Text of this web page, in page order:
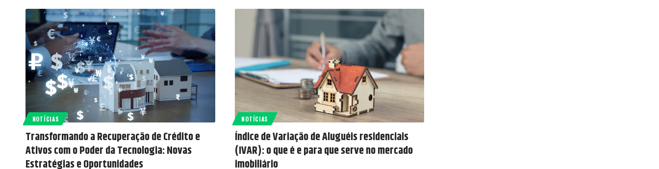
NOTÍCIAS
Transformando a Recuperação de Crédito e
Ativos com o Poder da Tecnologia: Novas
Estratégias e Oportunidades
NOTÍCIAS
Índice de Variação de Aluguéis residenciais
(IVAR): o que é e para que serve no mercado
imobiliário